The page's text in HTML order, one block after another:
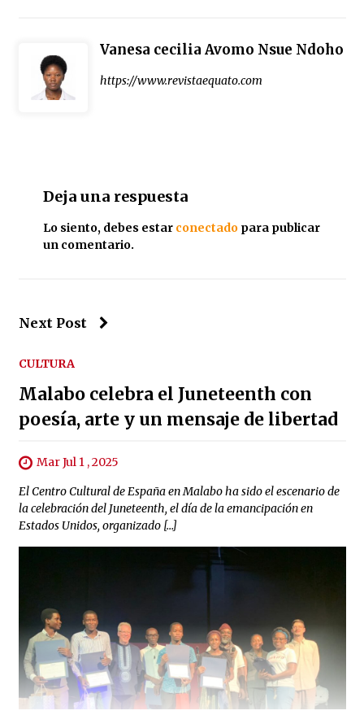
Vanesa cecilia Avomo Nsue Ndoho
https://www.revistaequato.com
Deja una respuesta
Lo siento, debes estar conectadopara publicar
un comentario.
Next Post
CULTURA
Malabo celebra el Juneteenth con
poesía, arte y un mensaje de libertad
Mar Jul 1 , 2025
El Centro Cultural de España en Malabo ha sido el escenario de
la celebración del Juneteenth, el día de la emancipación en
Estados Unidos, organizado […]